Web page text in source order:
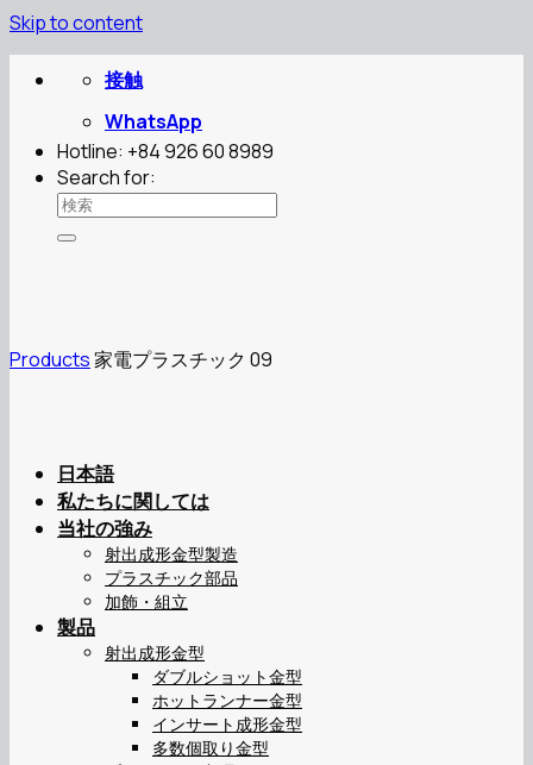
Skip to content
接触
WhatsApp
Hotline: +84 926 60 8989
Search for:
日本語
私たちに関しては
当社の強み
射出成形金型製造
プラスチック部品
加飾・組立
製品
射出成形金型
ダブルショット金型
ホットランナー金型
インサート成形金型
多数個取り金型
Products家電プラスチック 09